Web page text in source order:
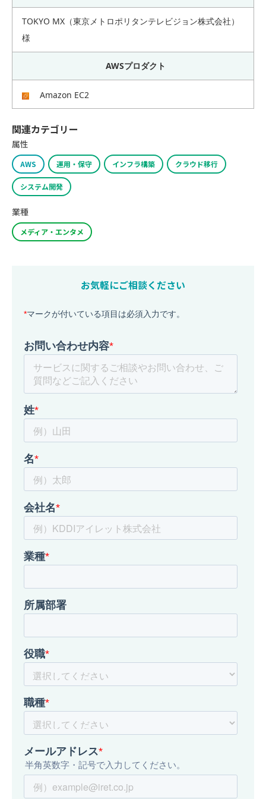
TOKYO MX（東京メトロポリタンテレビジョン株式会社）
様
AWSプロダクト
Amazon EC2
関連カテゴリー
属性
AWS 運用・保守 インフラ構築 クラウド移行
システム開発
業種
メディア・エンタメ
お気軽にご相談ください